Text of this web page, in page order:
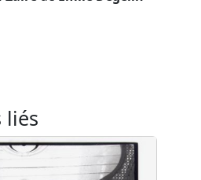
liés